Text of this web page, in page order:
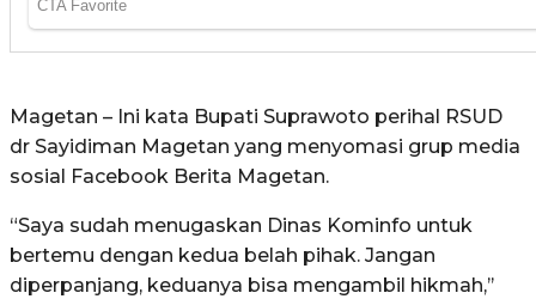
Magetan – Ini kata Bupati Suprawoto perihal RSUD
dr Sayidiman Magetan yang menyomasi grup media
sosial Facebook Berita Magetan.
“Saya sudah menugaskan Dinas Kominfo untuk
bertemu dengan kedua belah pihak. Jangan
diperpanjang, keduanya bisa mengambil hikmah,’’